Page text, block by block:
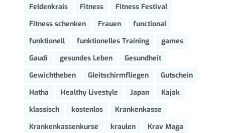
Feldenkrais
Fitness
Fitness Festival
Fitness schenken
Frauen
functional
funktionell
funktionelles Training
games
Gaudi
gesundes Leben
Gesundheit
Gewichtheben
Gleitschirmfliegen
Gutschein
Hatha
Healthy Livestyle Japan
Kajak
klassisch
kostenlos
Krankenkasse
Krankenkassenkurse
kraulen
Krav Maga